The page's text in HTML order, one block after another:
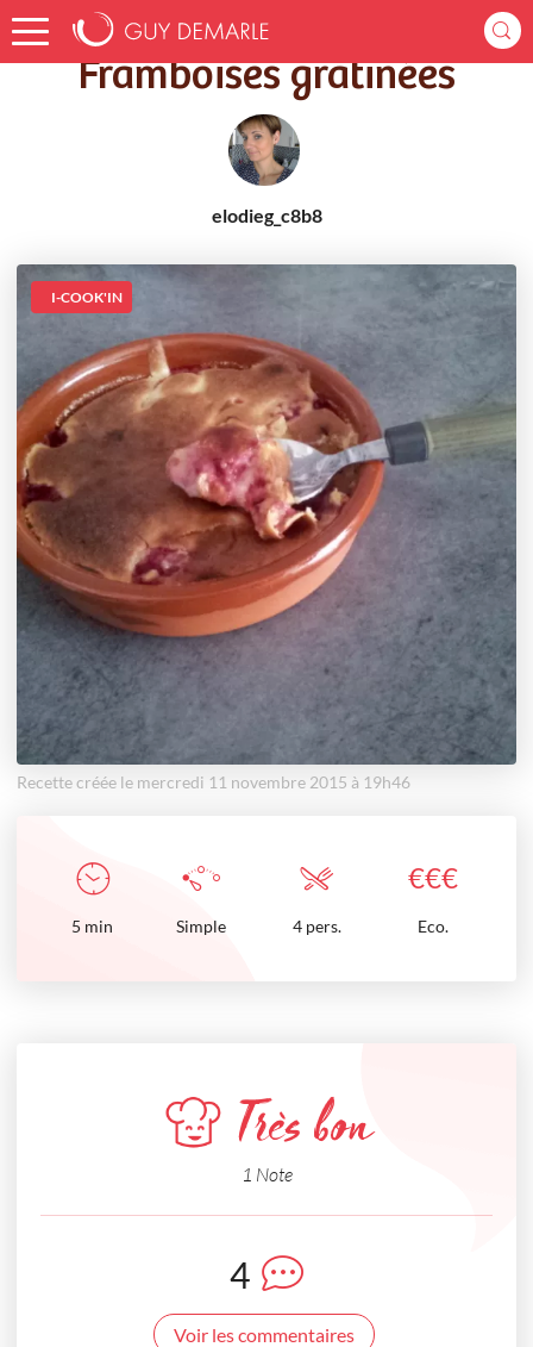
Accueil Recettes Framboises gratinées
Framboises gratinées
elodieg_c8b8
I-COOK'IN
Recette créée le mercredi 11 novembre 2015 à 19h46
€€€
5 min Simple 4 pers. Eco.
Très bon
1 Note
4
Voir les commentaires